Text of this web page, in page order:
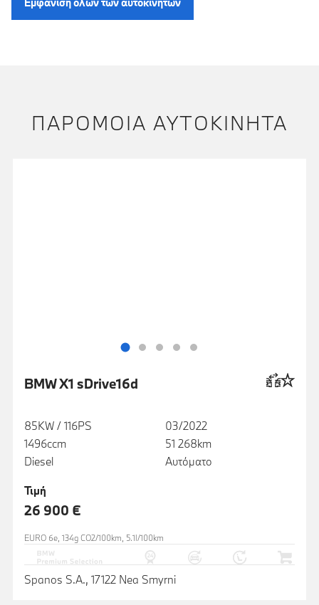
ΠΑΡΌΜΟΙΑ ΑΥΤΟΚΊΝΗΤΑ
BMW X1 sDrive16d
85KW / 116PS
1496ccm
Diesel
03/2022
51 268km
Αυτόματο
Τιμή
26 900 €
EURO 6e, 134g CO2/100km, 5.1l/100km
Spanos S.A., 17122 Nea Smyrni